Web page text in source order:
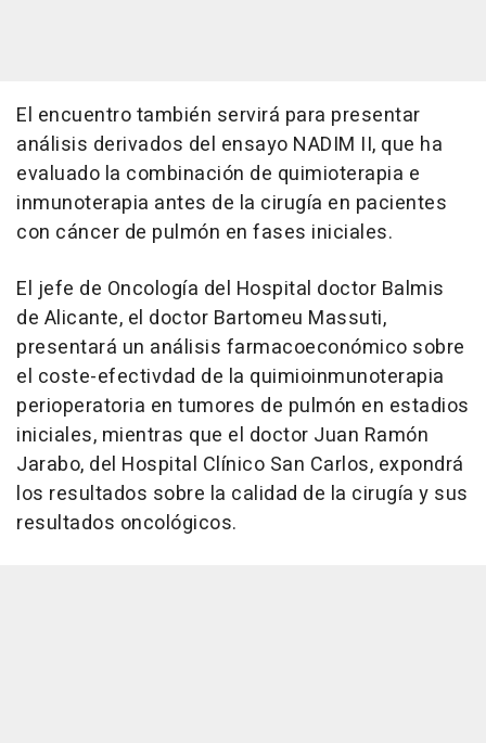
El encuentro también servirá para presentar
análisis derivados del ensayo NADIM II, que ha
evaluado la combinación de quimioterapia e
inmunoterapia antes de la cirugía en pacientes
con cáncer de pulmón en fases iniciales.
El jefe de Oncología del Hospital doctor Balmis
de Alicante, el doctor Bartomeu Massuti,
presentará un análisis farmacoeconómico sobre
el coste-efectivdad de la quimioinmunoterapia
perioperatoria en tumores de pulmón en estadios
iniciales, mientras que el doctor Juan Ramón
Jarabo, del Hospital Clínico San Carlos, expondrá
los resultados sobre la calidad de la cirugía y sus
resultados oncológicos.